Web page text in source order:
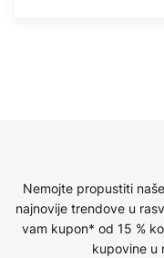
Nemojte propustiti
najnovije trendove u
vam kupon* od 15 %
kupovine u